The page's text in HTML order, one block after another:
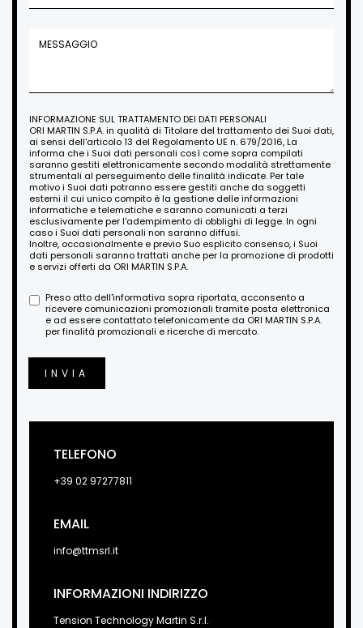
INFORMAZIONE SUL TRATTAMENTO DEI DATI PERSONALI
ORI MARTIN S.P.A. in qualità di Titolare del trattamento dei Suoi dati,
ai sensi dell'articolo 13 del Regolamento UE n. 679/2016, La
informa che i Suoi dati personali così come sopra compilati
saranno gestiti elettronicamente secondo modalità strettamente
strumentali al perseguimento delle finalità indicate. Per tale
motivo i Suoi dati potranno essere gestiti anche da soggetti
esterni il cui unico compito è la gestione delle informazioni
informatiche e telematiche e saranno comunicati a terzi
esclusivamente per l'adempimento di obblighi di legge. In ogni
caso i Suoi dati personali non saranno diffusi.
Inoltre, occasionalmente e previo Suo esplicito consenso, i Suoi
dati personali saranno trattati anche per la promozione di prodotti
e servizi offerti da ORI MARTIN S.P.A.
Preso atto dell'informativa sopra riportata, acconsento a
ricevere comunicazioni promozionali tramite posta elettronica
e ad essere contattato telefonicamente da ORI MARTIN S.P.A.
per finalità promozionali e ricerche di mercato.
INVIA
TELEFONO
+39 02 97277811
EMAIL
info@ttmsrl.it
INFORMAZIONI INDIRIZZO
Tension Technology Martin S.r.l.